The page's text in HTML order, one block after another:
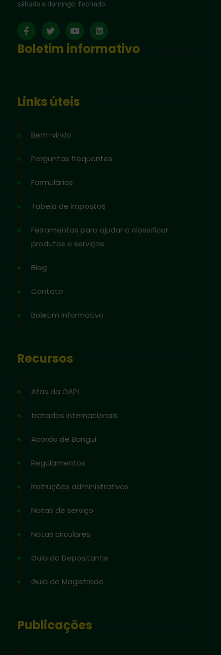
sábado e domingo: fechado.
Boletim informativo
Links úteis
Bem-vindo
Perguntas frequentes
Formulários
Tabela de impostos
Ferramentas para ajudar a classificar
produtos e serviços
Blog
Contato
Boletim informativo
Recursos
Atas da OAPI
tratados internacionais
Acordo de Bangui
Regulamentos
Instruções administrativas
Notas de serviço
Notas circulares
Guia do Depositante
Guia do Magistrado
Publicações